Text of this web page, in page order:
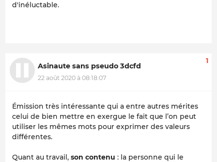
d'inéluctable.
Asinaute sans pseudo 3dcfd
22 août 2020 à 08:18:07
1
Émission très intéressante qui a entre autres mérites
celui de bien mettre en exergue le fait que l’on peut
utiliser les mêmes mots pour exprimer des valeurs
différentes.
Quant au travail, son contenu : la personne qui le